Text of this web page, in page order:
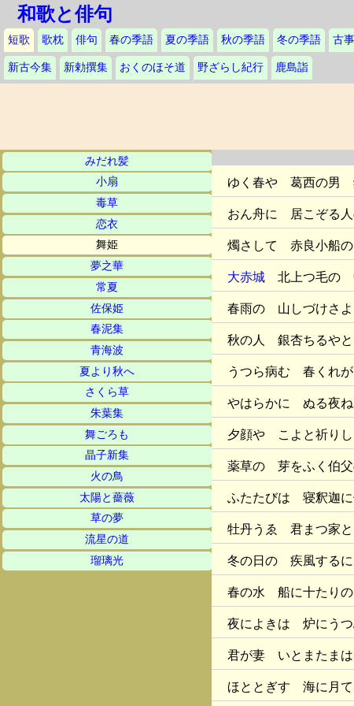
和歌と俳句
短歌 歌枕 俳句 春の季語 夏の季語 秋の季語 冬の季語 古
新古今集 新勅撰集 おくのほそ道 野ざらし紀行 鹿島詣
みだれ髪
小扇
毒草
恋衣
舞姫
夢之華
常夏
佐保姫
春泥集
青海波
夏より秋へ
さくら草
朱葉集
舞ごろも
晶子新集
火の鳥
太陽と薔薇
草の夢
流星の道
瑠璃光
ゆく春や 葛西の男
おん舟に 居こぞる
燭さして 赤良小船
大赤城北上つ毛の
春雨の 山しづけさ
秋の人 銀杏ちるや
うつら病む 春くれ
やはらかに ぬる夜
夕顔や こよと祈り
薬草の 芽をふく伯
ふたたびは 寝釈迦
牡丹うゑ 君まつ家
冬の日の 疾風する
春の水 船に十たり
夜によきは 炉にう
君が妻 いとまたま
ほととぎす 海に月